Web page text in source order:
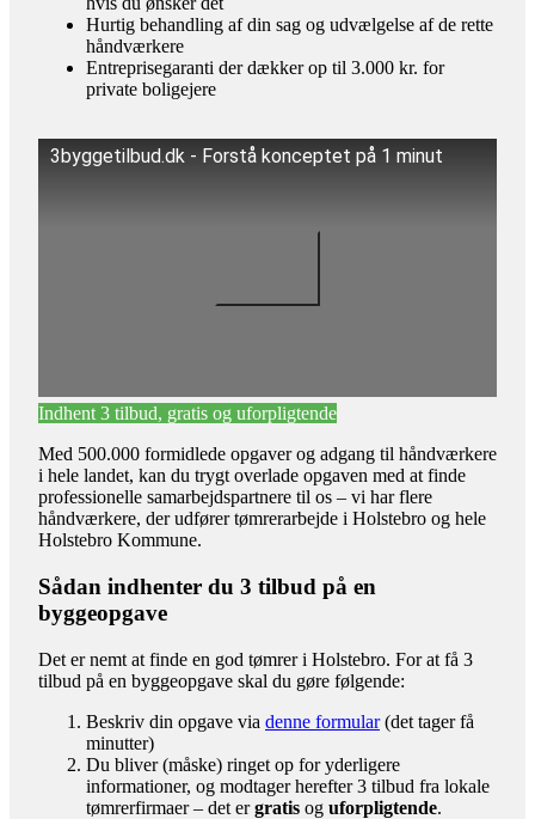
Hurtig behandling af din sag og udvælgelse af de rette
håndværkere
Entreprisegaranti der dækker op til 3.000 kr. for
private boligejere
3byggetilbud.dk - Forstå konceptet på 1 minut
Indhent 3 tilbud, gratis og uforpligtende
Med 500.000 formidlede opgaver og adgang til håndværkere
i hele landet, kan du trygt overlade opgaven med at finde
professionelle samarbejdspartnere til os – vi har flere
håndværkere, der udfører tømrerarbejde i Holstebro og hele
Holstebro Kommune.
Sådan indhenter du 3 tilbud på en
byggeopgave
Det er nemt at finde en god tømrer i Holstebro. For at få 3
tilbud på en byggeopgave skal du gøre følgende:
Beskriv din opgave via denne formular(det tager få
minutter)
Du bliver (måske) ringet op for yderligere
informationer, og modtager herefter 3 tilbud fra lokale
tømrerfirmaer – det ergratis og uforpligtende.